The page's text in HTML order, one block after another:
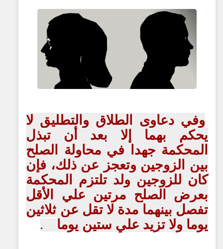
وفي دعاوى الطلاق والتطليق لا
يحكم بهما إلا بعد أن تبذل
المحكمة جهدا في محاولة الصلح
بين الزوجين وتعجز عن ذلك، فإن
كان للزوجين ولد تلتزم المحكمة
بعرض الصلح مرتين علي الأقل
تفصل بينهما مدة لا تقل عن ثلاثين
يوما ولا تزيد علي ستين يوما .